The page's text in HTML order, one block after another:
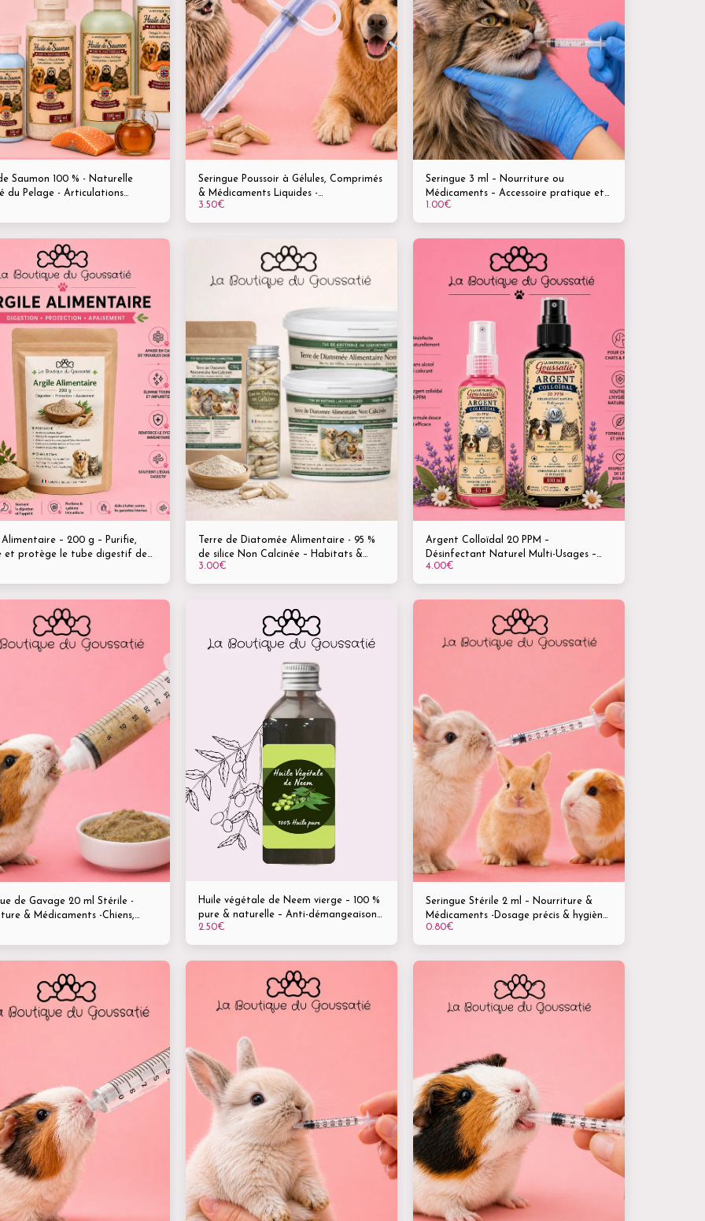
Saumon 100 % - Naturelle
du Pelage - Articulations
- Immunité Boostée -
riche en Oméga-3
Seringue Poussoir à Gélules, Comprimés
& Médicaments Liquides -
Administration facile, rapide et sans
stress -Chiens, chats, lapins & petits
3.50€
Seringue 3 ml – Nourriture ou
Médicaments – Accessoire pratique et
précis pour les soins de vos animaux
1.00€
– 200 g – Purifie,
et protège le tube digestif de
Terre de Diatomée Alimentaire - 95 %
de silice Non Calcinée – Habitats &
Poulaillers 95 % Silice Naturelle (E551c) –
Vermifuge naturel – Antiparasitaire –
Chats • Volailles • Chevaux • Rongeurs •
Animaux de ferme
3.00€
Argent Colloïdal 20 PPM –
Désinfectant Naturel Multi-Usages –
Spray 50 ml & 100 ml - Plaies • Mycoses
• Otites • Yeux • Hygiène globale
4.00€
de Gavage 20 ml Stérile -
& Médicaments -Chiens,
rongeurs, oiseaux &
Huile végétale de Neem vierge – 100 %
pure & naturelle – Anti-démangeaisons
| Insectifuge naturel | Tous animaux
2.50€
Seringue Stérile 2 ml – Nourriture &
Médicaments -Dosage précis & hygiène
optimale -Chiens, chats, rongeurs,
oiseaux & volailles
0.80€